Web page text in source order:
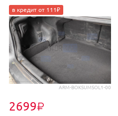
ARM-BOKSUMSOL1-00
2699₽
в кредит от 111₽